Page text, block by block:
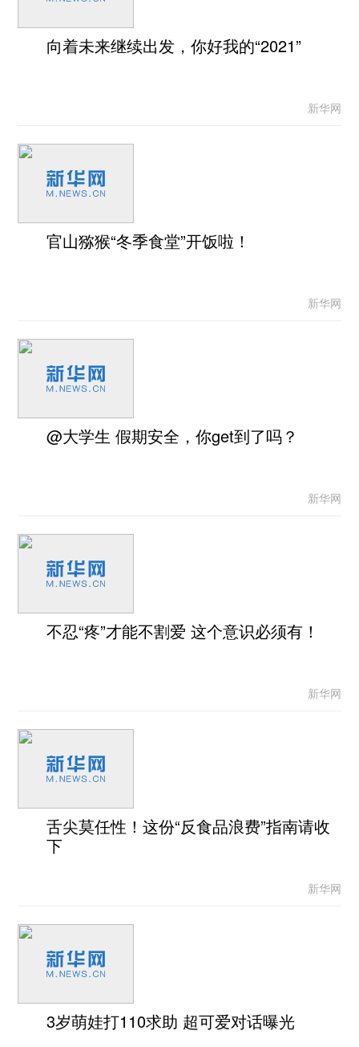
向着未来继续出发，你好我的“2021”
新华网
官山猕猴“冬季食堂”开饭啦！
新华网
@大学生 假期安全，你get到了吗？
新华网
不忍“疼”才能不割爱 这个意识必须有！
新华网
舌尖莫任性！这份“反食品浪费”指南请收
下
新华网
3岁萌娃打110求助 超可爱对话曝光